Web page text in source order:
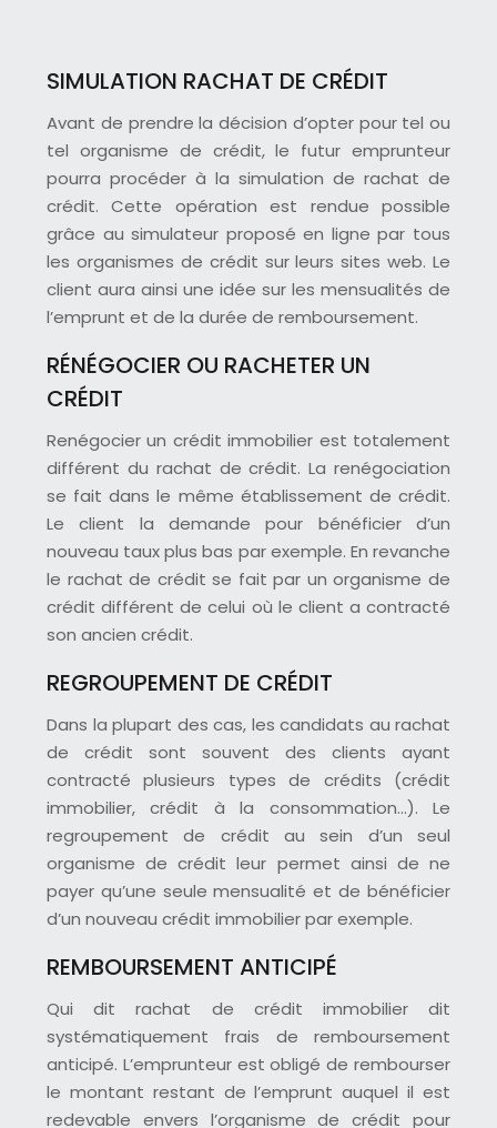
SIMULATION RACHAT DE CRÉDIT
Avant de prendre la décision d’opter pour tel ou
tel organisme de crédit, le futur emprunteur
pourra procéder à la simulation de rachat de
crédit. Cette opération est rendue possible
grâce au simulateur proposé en ligne par tous
les organismes de crédit sur leurs sites web. Le
client aura ainsi une idée sur les mensualités de
l’emprunt et de la durée de remboursement.
RÉNÉGOCIER OU RACHETER UN
CRÉDIT
Renégocier un crédit immobilier est totalement
différent du rachat de crédit. La renégociation
se fait dans le même établissement de crédit.
Le client la demande pour bénéficier d’un
nouveau taux plus bas par exemple. En revanche
le rachat de crédit se fait par un organisme de
crédit différent de celui où le client a contracté
son ancien crédit.
REGROUPEMENT DE CRÉDIT
Dans la plupart des cas, les candidats au rachat
de crédit sont souvent des clients ayant
contracté plusieurs types de crédits (crédit
immobilier, crédit à la consommation…). Le
regroupement de crédit au sein d’un seul
organisme de crédit leur permet ainsi de ne
payer qu’une seule mensualité et de bénéficier
d’un nouveau crédit immobilier par exemple.
REMBOURSEMENT ANTICIPÉ
Qui dit rachat de crédit immobilier dit
systématiquement frais de remboursement
anticipé. L’emprunteur est obligé de rembourser
le montant restant de l’emprunt auquel il est
redevable envers l’organisme de crédit pour